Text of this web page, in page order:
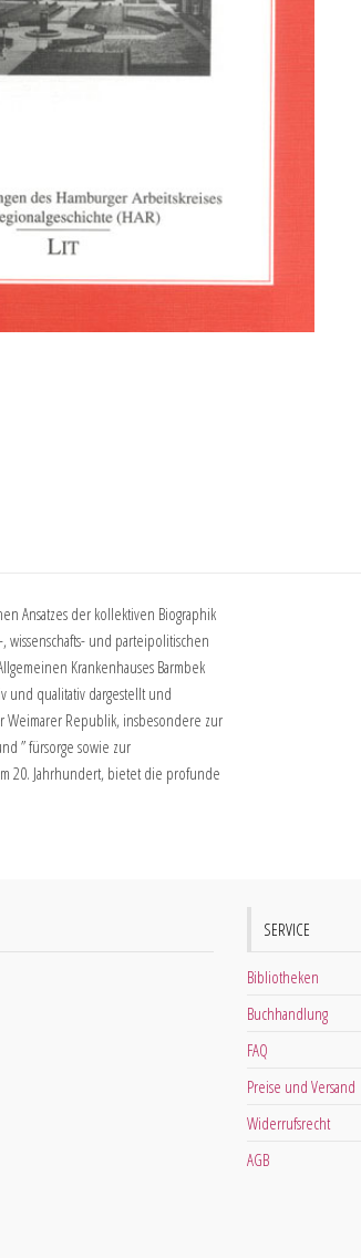
Ansatzes der kollektiven Biographik
und parteipolitischen
Krankenhauses Barmbek
und qualitativ dargestellt und
Weimarer Republik, insbesondere zur
” fürsorge sowie zur
20. Jahrhundert, bietet die profunde
SERVICE
Bibliotheken
Buchhandlung
FAQ
Preise und Versand
Widerrufsrecht
AGB